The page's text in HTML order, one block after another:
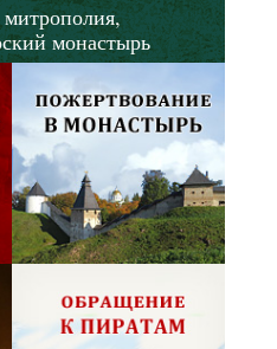
монастырь